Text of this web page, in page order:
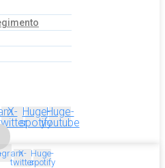
X- Huge-
spotify
Huge-
youtube
X-
twitter
Huge-
spotify